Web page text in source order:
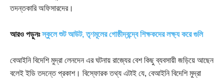
তদন্তকারি অফিসারদের।
আরও পড়ুনঃস্কুলে শুট আউট, তৃণমূলের গোষ্ঠীদ্বন্দ্বে শিক্ষকদের লক্ষ্য করে গুলি
বেআইনি বিদেশি মুদ্রা লেনদেন এর ঘটনায় রাজ্যের বেশ কিছু ব্যবসায়ী জড়িয়ে আছেন
বলেই ইডি তদন্তে প্রকাশ। বিস্ফোরক তথ্য এটাই যে, বেআইনি বিদেশি মুদ্রা